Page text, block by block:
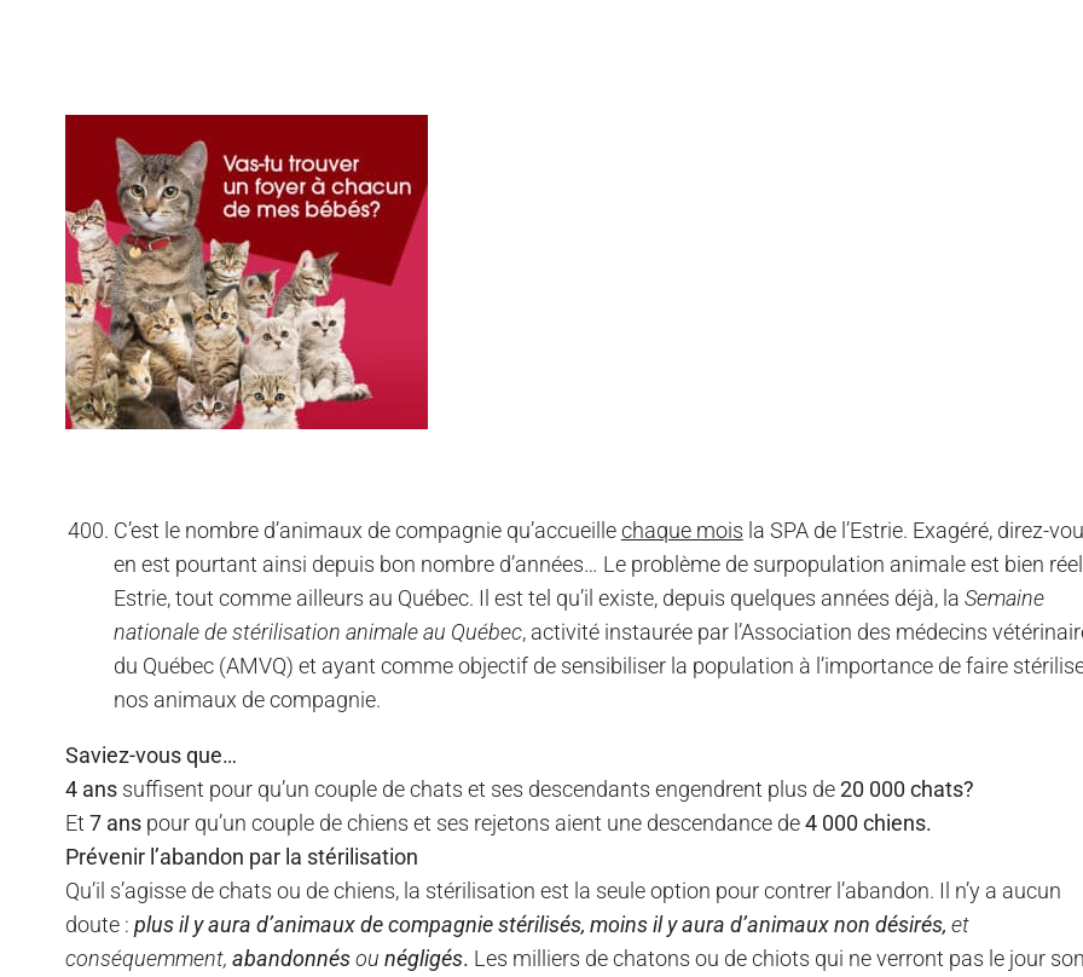
C’est le nombre d’animaux de compagnie qu’accueillechaque mois la SPA de l’Estrie. Exagéré, direz-
en est pourtant ainsi depuis bon nombre d’années… Le problème de surpopulation animale est bien
Estrie, tout comme ailleurs au Québec. Il est tel qu’il existe, depuis quelques années déjà, la Semaine
nationale de stérilisation animale au Québec, activité instaurée par l’Association des médecins
du Québec (AMVQ) et ayant comme objectif de sensibiliser la population à l’importance de faire
nos animaux de compagnie.
Saviez-vous que…
4 anssuffisent pour qu’un couple de chats et ses descendants engendrent plus de20 000 chats?
Et 7 anspour qu’un couple de chiens et ses rejetons aient une descendance de4 000 chiens.
Prévenir l’abandon par la stérilisation
Qu’il s’agisse de chats ou de chiens, la stérilisation est la seule option pour contrer l’abandon. Il n’y a aucun
doute : plus il y aura d’animaux de compagnie stérilisés, moins il y aura d’animaux non désirés, et
conséquemment, abandonnésou négligés. Les milliers de chatons ou de chiots qui ne verront pas le jour